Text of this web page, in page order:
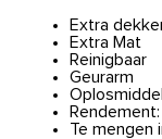
Extra
Extra Mat
Reinigbaar
Geurarm
Te mengen